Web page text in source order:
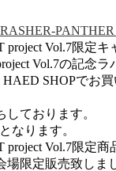
project Vol.7限定キ
Vol.7の記念
HAED SHOPでお
ております。
なります。
project Vol.7限定商
場限定販売致しま